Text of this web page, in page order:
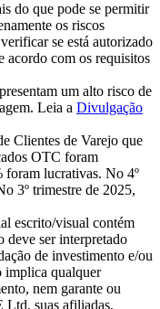
do que pode se permitir
os riscos
se está autorizado
com os requisitos
um alto risco de
Leia a Divulgação
Clientes de Varejo que
OTC foram
foram lucrativas. No 4º
3º trimestre de 2025,
escrito/visual contém
deve ser interpretado
de investimento e/ou
implica qualquer
nem garante ou
suas afiliadas,